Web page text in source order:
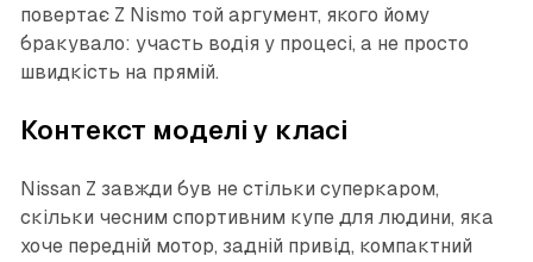
повертає Z Nismo той аргумент, якого йому
бракувало: участь водія у процесі, а не просто
швидкість на прямій.
Контекст моделі у класі
Nissan Z завжди був не стільки суперкаром,
скільки чесним спортивним купе для людини, яка
хоче передній мотор, задній привід, компактний